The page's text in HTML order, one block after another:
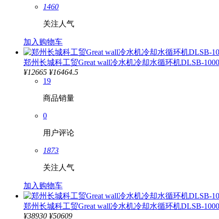
1460
关注人气
加入购物车
郑州长城科工贸Great wall冷水机冷却水循环机DLSB-1000
¥12665 ¥16464.5
19
商品销量
0
用户评论
1873
关注人气
加入购物车
郑州长城科工贸Great wall冷水机冷却水循环机DLSB-
¥38930 ¥50609